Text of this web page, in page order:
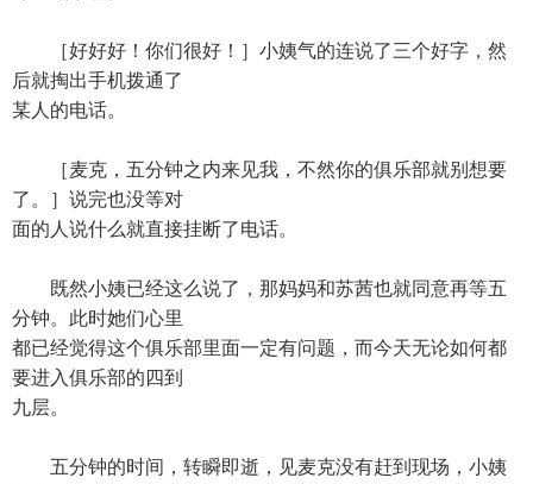
［好好好！你们很好！］小姨气的连说了三个好字，然
后就掏出手机拨通了
某人的电话。
［麦克，五分钟之内来见我，不然你的俱乐部就别想要
了。］说完也没等对
面的人说什么就直接挂断了电话。
既然小姨已经这么说了，那妈妈和苏茜也就同意再等五
分钟。此时她们心里
都已经觉得这个俱乐部里面一定有问题，而今天无论如何都
要进入俱乐部的四到
九层。
五分钟的时间，转瞬即逝，见麦克没有赶到现场，小姨